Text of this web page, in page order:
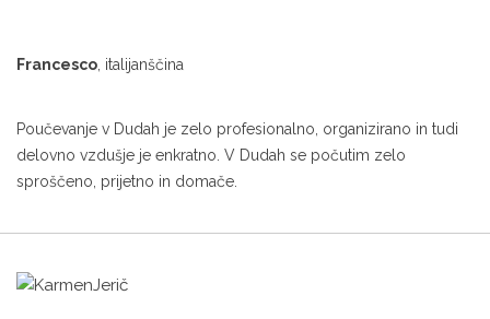
Francesco italijanščina
Poučevanje v Dudah je zelo profesionalno, organizirano in tudi
delovno vzdušje je enkratno. V Dudah se počutim zelo
sproščeno, prijetno in domače.